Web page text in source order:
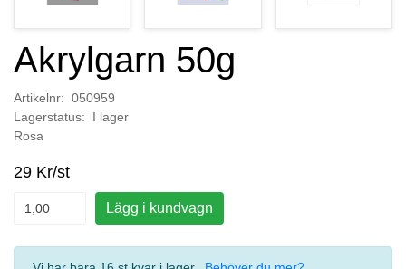
Akrylgarn 50g
Artikelnr: 050959
Lagerstatus: I lager
Rosa
29 Kr/st
Lägg i kundvagn